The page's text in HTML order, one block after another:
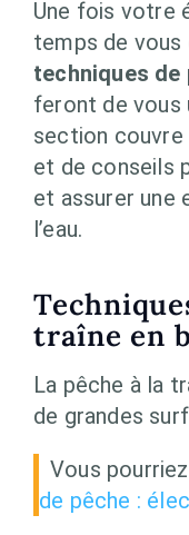
Une fois votre
temps de
techniques de
feront de vous
section
et de conseils
et assurer une
l’eau.
traîne en
La pêche à la
de grandes
Vous
de pêche :